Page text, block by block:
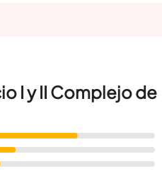
I y II Complejo de